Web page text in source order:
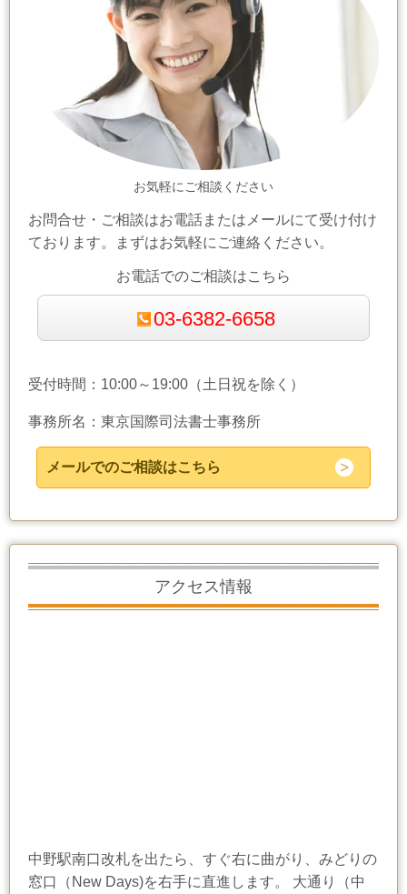
お気軽にご相談ください
お問合せ・ご相談はお電話またはメールにて受け付け
ております。まずはお気軽にご連絡ください。
お電話でのご相談はこちら
03-6382-6658
受付時間：10:00～19:00（土日祝を除く）
事務所名：東京国際司法書士事務所
メールでのご相談はこちら
アクセス情報
中野駅南口改札を出たら、すぐ右に曲がり、みどりの
窓口（New Days)を右手に直進します。 大通り（中